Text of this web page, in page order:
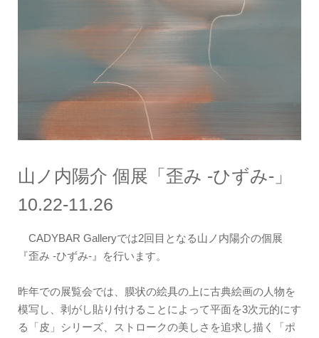
山ノ内陽介 個展「歪み -ひずみ-」
10.22-11.26
CADYBAR Galleryでは2回目となる山ノ内陽介の個展
『歪み -ひずみ- 』を行います。
昨年での展覧会では、膜状の絵具の上に古典絵画の人物を
模写し、剥がし貼り付けることによって平面を3次元的にす
る「皮」シリーズ、ストロークの美しさを追求し描く「ポ